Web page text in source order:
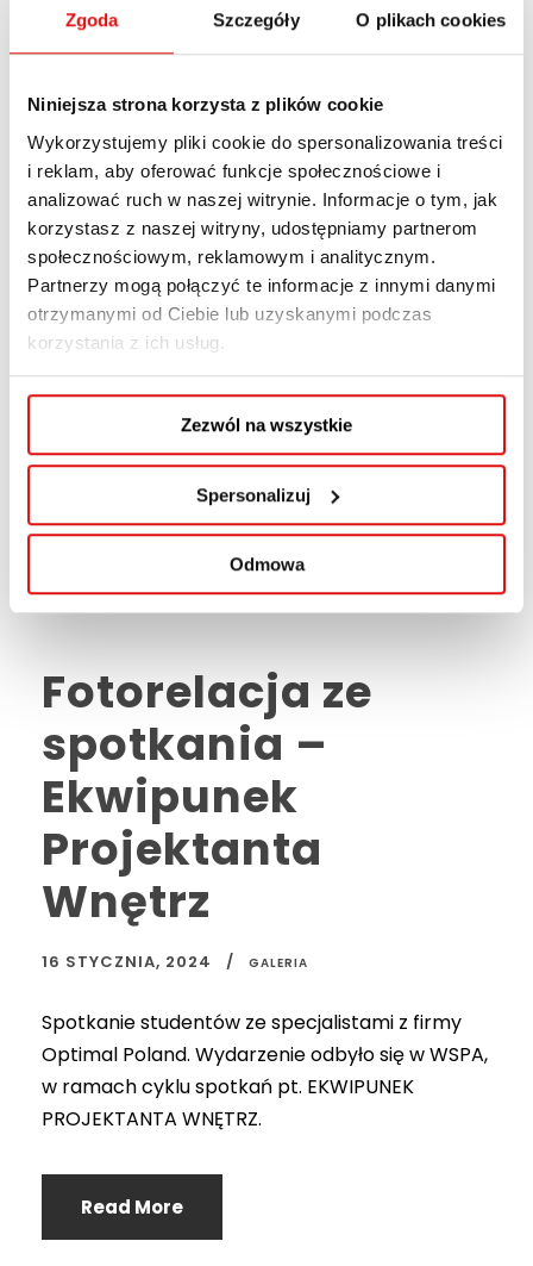
Zgoda Szczegóły O plikach cookies
Niniejsza strona korzysta z plików cookie
Wykorzystujemy pliki cookie do spersonalizowania treści
i reklam, aby oferować funkcje społecznościowe i
analizować ruch w naszej witrynie. Informacje o tym, jak
korzystasz z naszej witryny, udostępniamy partnerom
społecznościowym, reklamowym i analitycznym.
Partnerzy mogą połączyć te informacje z innymi danymi
otrzymanymi od Ciebie lub uzyskanymi podczas
korzystania z ich usług.
Zezwól na wszystkie
Spersonalizuj
Odmowa
zorganizowane przez dr Monikę Maj-Golianek –
dziekan kierunku Pedagogika przedszkolna i
wczesnoszkolna.
Read More
Fotorelacja ze
spotkania –
Ekwipunek
Projektanta
Wnętrz
16 STYCZNIA, 2024 GALERIA
Spotkanie studentów ze specjalistami z firmy
Optimal Poland. Wydarzenie odbyło się w WSPA,
w ramach cyklu spotkań pt. EKWIPUNEK
PROJEKTANTA WNĘTRZ.
Read More